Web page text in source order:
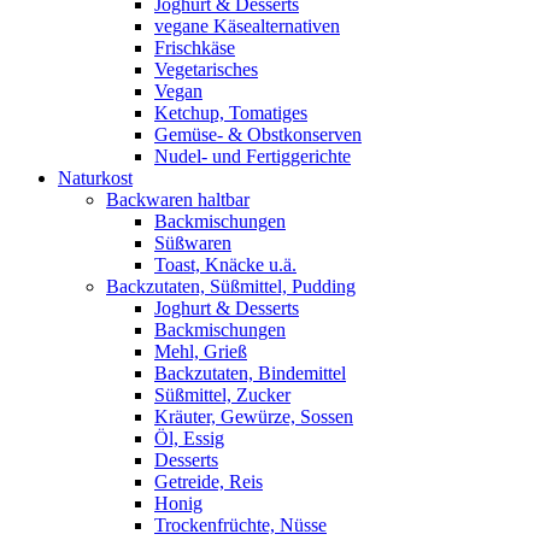
Joghurt & Desserts
vegane Käsealternativen
Frischkäse
Vegetarisches
Vegan
Ketchup, Tomatiges
Gemüse- & Obstkonserven
Nudel- und Fertiggerichte
Naturkost
Backwaren haltbar
Backmischungen
Süßwaren
Toast, Knäcke u.ä.
Backzutaten, Süßmittel, Pudding
Joghurt & Desserts
Backmischungen
Mehl, Grieß
Backzutaten, Bindemittel
Süßmittel, Zucker
Kräuter, Gewürze, Sossen
Öl, Essig
Desserts
Getreide, Reis
Honig
Trockenfrüchte, Nüsse